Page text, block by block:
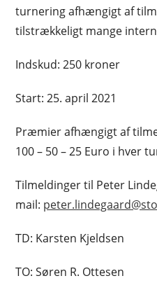
turnering afhængigt af
tilstrækkeligt mange
Indskud: 250 kroner
Start: 25. april 2021
Præmier afhængigt af
100 – 50 – 25 Euro i hver
Tilmeldinger til Peter
mail:
TD: Karsten Kjeldsen
TO: Søren R. Ottesen